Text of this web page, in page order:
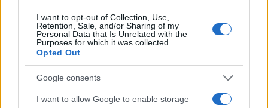
I want to opt-out of Collection, Use,
Retention, Sale, and/or Sharing of my
Personal Data that Is Unrelated with the
Purposes for which it was collected.
Opted Out
Google consents
I want to allow Google to enable storage
Σχόλια